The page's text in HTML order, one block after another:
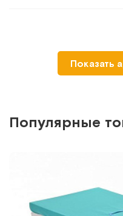
Показать
Популярные